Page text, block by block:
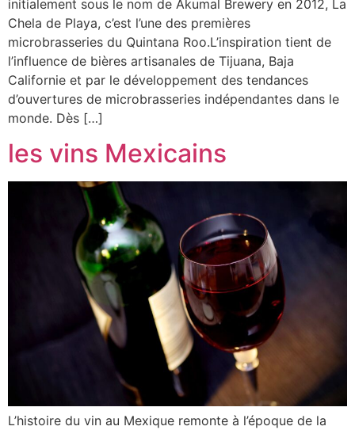
initialement sous le nom de Akumal Brewery en 2012, La
Chela de Playa, c’est l’une des premières
microbrasseries du Quintana Roo.L’inspiration tient de
l’influence de bières artisanales de Tijuana, Baja
Californie et par le développement des tendances
d’ouvertures de microbrasseries indépendantes dans le
monde. Dès […]
les vins Mexicains
L’histoire du vin au Mexique remonte à l’époque de la